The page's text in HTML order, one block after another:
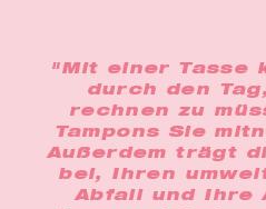
"Mit einer Tasse
durch den
rechnen zu
Tampons Sie
Außerdem trägt
bei, Ihren
Abfall und Ihre